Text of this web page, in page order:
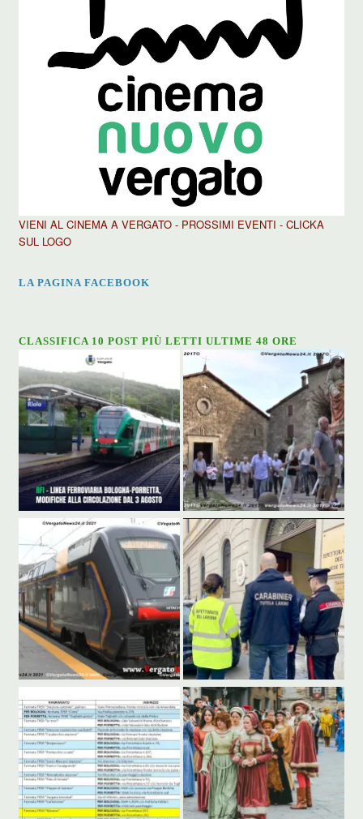
VIENI AL CINEMA A VERGATO - PROSSIMI EVENTI - CLICKA
SUL LOGO
LA PAGINA FACEBOOK
CLASSIFICA 10 POST PIÙ LETTI ULTIME 48 ORE